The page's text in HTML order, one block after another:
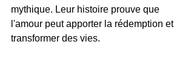
mythique. Leur histoire prouve que
l'amour peut apporter la rédemption et
transformer des vies.